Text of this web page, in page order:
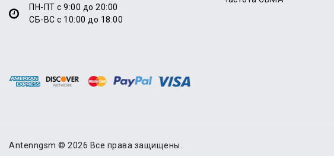
ПН-ПТ с 9:00 до 20:00
СБ-ВС с 10:00 до 18:00
Antenngsm © 2026 Все права защищены.